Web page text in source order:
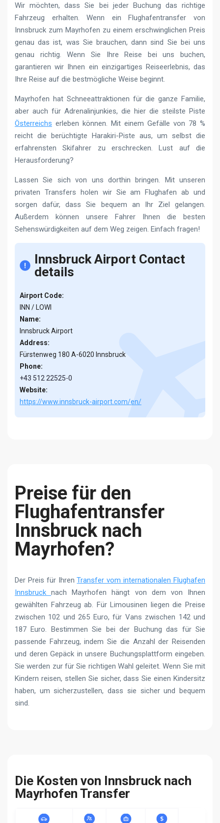
Wir möchten, dass Sie bei jeder Buchung das richtige
Fahrzeug erhalten. Wenn ein Flughafentransfer von
Innsbruck zum Mayrhofen zu einem erschwinglichen Preis
genau das ist, was Sie brauchen, dann sind Sie bei uns
genau richtig. Wenn Sie Ihre Reise bei uns buchen,
garantieren wir Ihnen ein einzigartiges Reiseerlebnis, das
Ihre Reise auf die bestmögliche Weise beginnt.
Mayrhofen hat Schneeattraktionen für die ganze Familie,
aber auch für Adrenalinjunkies, die hier die steilste Piste
Österreichs erleben können. Mit einem Gefälle von 78 %
reicht die berüchtigte Harakiri-Piste aus, um selbst die
erfahrensten Skifahrer zu erschrecken. Lust auf die
Herausforderung?
Lassen Sie sich von uns dorthin bringen. Mit unseren
privaten Transfers holen wir Sie am Flughafen ab und
sorgen dafür, dass Sie bequem an Ihr Ziel gelangen.
Außerdem können unsere Fahrer Ihnen die besten
Sehenswürdigkeiten auf dem Weg zeigen. Einfach fragen!
Innsbruck Airport Contact
details
Airport Code:
INN / LOWI
Name:
Innsbruck Airport
Address:
Fürstenweg 180 A-6020 Innsbruck
Phone:
+43 512 22525-0
Website:
https://www.innsbruck-airport.com/en/
Preise für den
Flughafentransfer
Innsbruck nach
Mayrhofen?
Der Preis für IhrenTransfer vom internationalen Flughafen
Innsbrucknach Mayrhofen hängt von dem von Ihnen
gewählten Fahrzeug ab. Für Limousinen liegen die Preise
zwischen 102 und 265 Euro, für Vans zwischen 142 und
187 Euro. Bestimmen Sie bei der Buchung das für Sie
passende Fahrzeug, indem Sie die Anzahl der Reisenden
und deren Gepäck in unsere Buchungsplattform eingeben.
Sie werden zur für Sie richtigen Wahl geleitet. Wenn Sie mit
Kindern reisen, stellen Sie sicher, dass Sie einen Kindersitz
haben, um sicherzustellen, dass sie sicher und bequem
sind.
Die Kosten von Innsbruck nach
Mayrhofen Transfer